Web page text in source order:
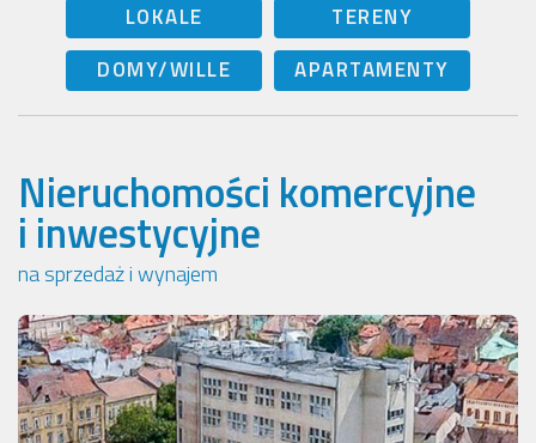
LOKALE
TERENY
DOMY/WILLE
APARTAMENTY
Nieruchomości komercyjne
i inwestycyjne
na sprzedaż i wynajem